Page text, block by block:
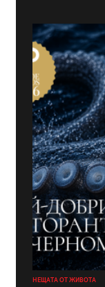
НЕЩАТА ОТ ЖИВОТА